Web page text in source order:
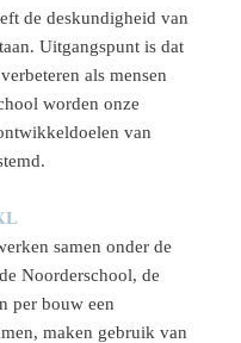
de deskundigheid van
Uitgangspunt is dat
als mensen
worden onze
van
samen onder de
Noorderschool, de
per bouw een
maken gebruik van